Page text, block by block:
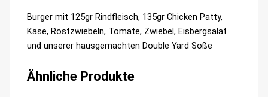
Burger mit 125gr Rindfleisch, 135gr Chicken Patty,
Käse, Röstzwiebeln, Tomate, Zwiebel, Eisbergsalat
und unserer hausgemachten Double Yard Soße
Ähnliche Produkte